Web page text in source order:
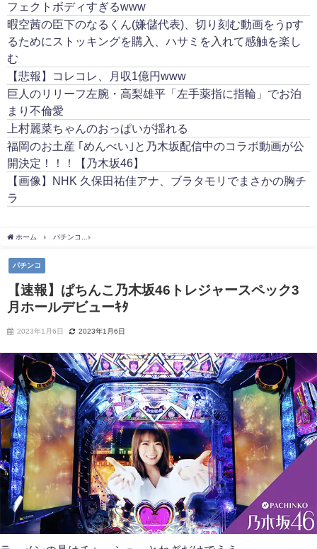
フェクトボディすぎるwww
暇空茜の臣下のなるくん(嫌儲代表)、切り刻む動画をうpす
るためにストッキングを購入、ハサミを入れて感触を楽し
む
【悲報】コレコレ、月収1億円www
巨人のリリーフ左腕・高梨雄平「左手薬指に指輪」でお泊
まり不倫愛
上村麗菜ちゃんのおっぱいが揺れる
福岡のお土産 ｢めんべい｣と乃木坂配信中のコラボ動画が公
開決定！！！【乃木坂46】
【画像】NHK 久保田祐佳アナ、ブラタモリでまさかの胸チ
ラ
ホーム パチンコ
パチンコ
【速報】ぱちんこ乃木坂46トレジャースペック3
月ホールデビューｷﾀ
2023年1月6日 2023年1月6日